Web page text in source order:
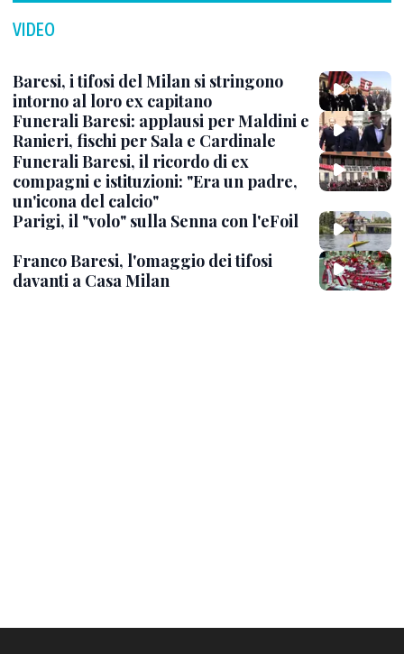
VIDEO
Baresi, i tifosi del Milan si stringono
intorno al loro ex capitano
Funerali Baresi: applausi per Maldini e
Ranieri, fischi per Sala e Cardinale
Funerali Baresi, il ricordo di ex
compagni e istituzioni: "Era un padre,
un'icona del calcio"
Parigi, il "volo" sulla Senna con l'eFoil
Franco Baresi, l'omaggio dei tifosi
davanti a Casa Milan